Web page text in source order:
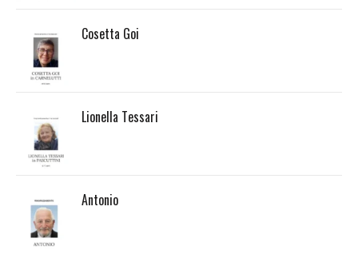
Cosetta Goi
Lionella Tessari
Antonio